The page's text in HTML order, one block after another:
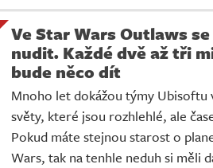
Ve Star Wars Outlaws
nudit. Každé dvě až tři
bude něco dít
Mnoho let dokážou týmy Ubisoftu
světy, které jsou rozhlehlé, ale
Pokud máte stejnou starost o
Wars, tak na tenhle neduh si měli